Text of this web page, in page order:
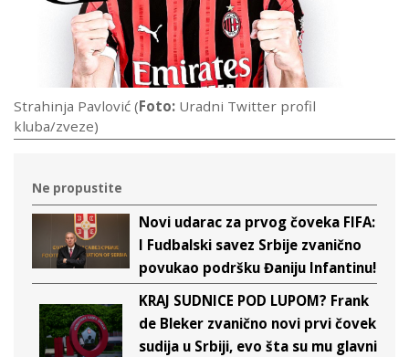
Strahinja Pavlović (Foto: Uradni Twitter profil
kluba/zveze)
Ne propustite
Novi udarac za prvog čoveka FIFA:
I Fudbalski savez Srbije zvanično
povukao podršku Đaniju Infantinu!
KRAJ SUDNICE POD LUPOM? Frank
de Bleker zvanično novi prvi čovek
sudija u Srbiji, evo šta su mu glavni